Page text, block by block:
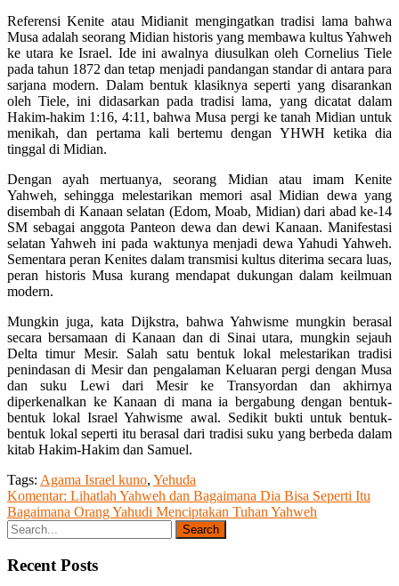
Referensi Kenite atau Midianit mengingatkan tradisi lama bahwa
Musa adalah seorang Midian historis yang membawa kultus Yahweh
ke utara ke Israel. Ide ini awalnya diusulkan oleh Cornelius Tiele
pada tahun 1872 dan tetap menjadi pandangan standar di antara para
sarjana modern. Dalam bentuk klasiknya seperti yang disarankan
oleh Tiele, ini didasarkan pada tradisi lama, yang dicatat dalam
Hakim-hakim 1:16, 4:11, bahwa Musa pergi ke tanah Midian untuk
menikah, dan pertama kali bertemu dengan YHWH ketika dia
tinggal di Midian.
Dengan ayah mertuanya, seorang Midian atau imam Kenite
Yahweh, sehingga melestarikan memori asal Midian dewa yang
disembah di Kanaan selatan (Edom, Moab, Midian) dari abad ke-14
SM sebagai anggota Panteon dewa dan dewi Kanaan. Manifestasi
selatan Yahweh ini pada waktunya menjadi dewa Yahudi Yahweh.
Sementara peran Kenites dalam transmisi kultus diterima secara luas,
peran historis Musa kurang mendapat dukungan dalam keilmuan
modern.
Mungkin juga, kata Dijkstra, bahwa Yahwisme mungkin berasal
secara bersamaan di Kanaan dan di Sinai utara, mungkin sejauh
Delta timur Mesir. Salah satu bentuk lokal melestarikan tradisi
penindasan di Mesir dan pengalaman Keluaran pergi dengan Musa
dan suku Lewi dari Mesir ke Transyordan dan akhirnya
diperkenalkan ke Kanaan di mana ia bergabung dengan bentuk-
bentuk lokal Israel Yahwisme awal. Sedikit bukti untuk bentuk-
bentuk lokal seperti itu berasal dari tradisi suku yang berbeda dalam
kitab Hakim-Hakim dan Samuel.
Tags: Agama Israel kuno, Yehuda
Post
navigation
Komentar: Lihatlah Yahweh dan Bagaimana Dia Bisa Seperti Itu
Bagaimana Orang Yahudi Menciptakan Tuhan Yahweh
Recent Posts